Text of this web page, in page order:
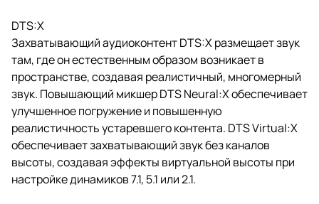
DTS:X
Захватывающий аудиоконтент DTS:X размещает звук
там, где он естественным образом возникает в
пространстве, создавая реалистичный, многомерный
звук. Повышающий микшер DTS Neural:X обеспечивает
улучшенное погружение и повышенную
реалистичность устаревшего контента. DTS Virtual:X
обеспечивает захватывающий звук без каналов
высоты, создавая эффекты виртуальной высоты при
настройке динамиков 7.1, 5.1 или 2.1.